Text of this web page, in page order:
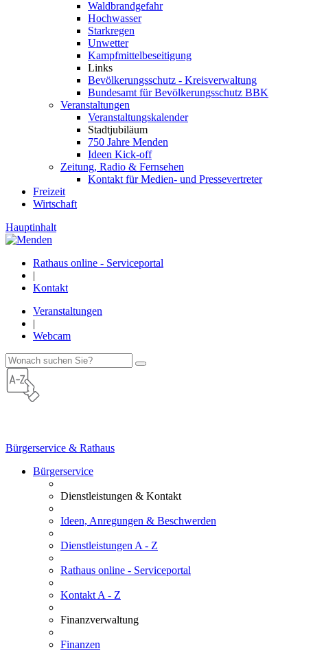
Waldbrandgefahr
Hochwasser
Starkregen
Unwetter
Kampfmittelbeseitigung
Links
Bevölkerungsschutz - Kreisverwaltung
Bundesamt für Bevölkerungsschutz BBK
Veranstaltungen
Veranstaltungskalender
Stadtjubiläum
750 Jahre Menden
Ideen Kick-off
Zeitung, Radio & Fernsehen
Kontakt für Medien- und Pressevertreter
Freizeit
Wirtschaft
Hauptinhalt
Rathaus online - Serviceportal
|
Kontakt
Veranstaltungen
|
Webcam
Bürgerservice & Rathaus
Bürgerservice
Dienstleistungen & Kontakt
Ideen, Anregungen & Beschwerden
Dienstleistungen A - Z
Rathaus online - Serviceportal
Kontakt A - Z
Finanzverwaltung
Finanzen